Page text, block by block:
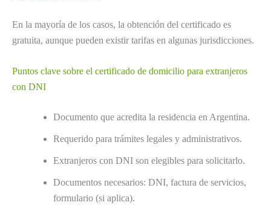
En la mayoría de los casos, la obtención del certificado es
gratuita, aunque pueden existir tarifas en algunas jurisdicciones.
Puntos clave sobre el certificado de domicilio para extranjeros
con DNI
Documento que acredita la residencia en Argentina.
Requerido para trámites legales y administrativos.
Extranjeros con DNI son elegibles para solicitarlo.
Documentos necesarios: DNI, factura de servicios,
formulario (si aplica).